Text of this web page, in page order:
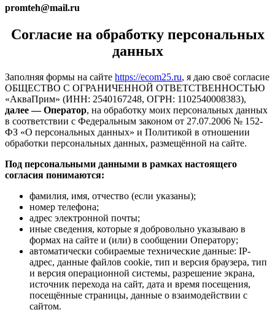
promteh@mail.ru
Согласие на обработку персональных
данных
Заполняя формы на сайте https://ecom25.ru, я даю своё согласие
ОБЩЕСТВО С ОГРАНИЧЕННОЙ ОТВЕТСТВЕННОСТЬЮ
«АкваПрим» (ИНН: 2540167248, ОГРН: 1102540008383),
далее — Оператор, на обработку моих персональных данных
в соответствии с Федеральным законом от 27.07.2006 № 152-
ФЗ «О персональных данных» и Политикой в отношении
обработки персональных данных, размещённой на сайте.
Под персональными данными в рамках настоящего
согласия понимаются:
фамилия, имя, отчество (если указаны);
номер телефона;
адрес электронной почты;
иные сведения, которые я добровольно указываю в
формах на сайте и (или) в сообщении Оператору;
автоматически собираемые технические данные: IP-
адрес, данные файлов cookie, тип и версия браузера, тип
и версия операционной системы, разрешение экрана,
источник перехода на сайт, дата и время посещения,
посещённые страницы, данные о взаимодействии с
сайтом.